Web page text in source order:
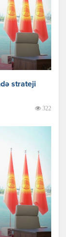
strateji
322